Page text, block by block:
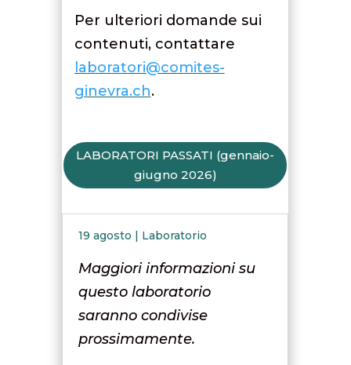
Per ulteriori domande sui
contenuti, contattare
laboratori@comites-
ginevra.ch.
LABORATORI PASSATI (gennaio-
giugno 2026)
19 agosto | Laboratorio
Maggiori informazioni su
questo laboratorio
saranno condivise
prossimamente.